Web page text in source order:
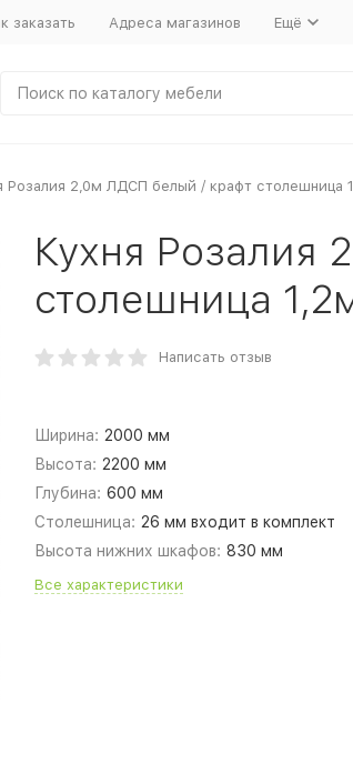
заказать Адреса магазинов Ещё
Розалия 2,0м ЛДСП белый / крафт столешница
Кухня Розалия
столешница
Написать отзыв
Ширина: 2000 мм
Высота: 2200 мм
Глубина: 600 мм
Столешница: 26 мм входит в комплект
Высота нижних шкафов: 830 мм
Все характеристики